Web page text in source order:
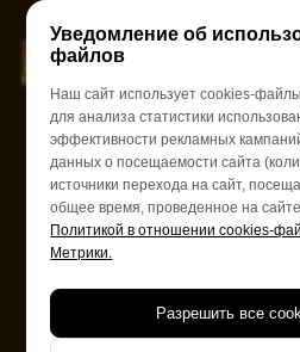
Уведомление об
файлов
Наш сайт использует cookies-
для анализа статистики
эффективности рекламных
данных о посещаемости сайта
источники перехода на сайт,
общее время, проведенное на
Политикой в отношении cookies-
Метрики.
Разрешить все
ФОРТ
Уникальный формат
на сплочение коллектива,
КОРПОРАТИВЫ